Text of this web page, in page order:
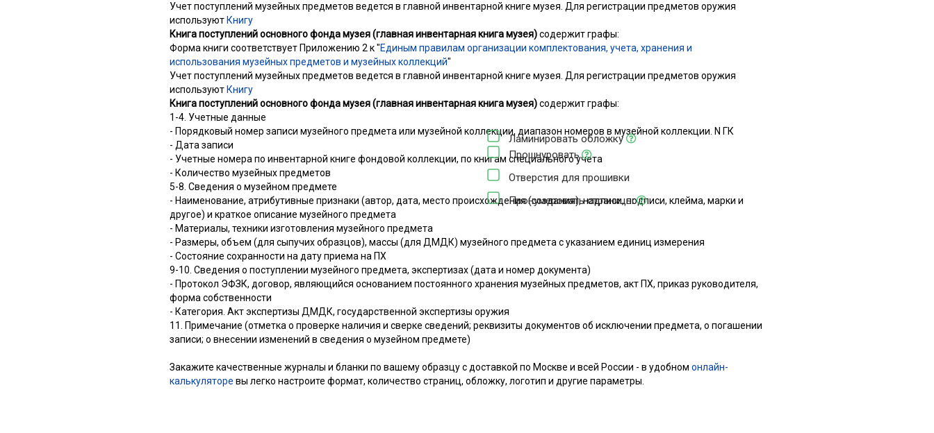
Ламинировать обложку
Прошнуровать
Отверстия для прошивки
Пронумеровать страницы
Все настройки
Учет поступлений музейных предметов ведется в главной инвентарной книге музея. Для регистрации предметов оружия
используют Книгу
Книга поступлений основного фонда музея (главная инвентарная книга музея)содержит графы:
Форма книги соответствует Приложению 2 к "Единым правилам организации комплектования, учета, хранения и
использования музейных предметов и музейных коллекций"
Учет поступлений музейных предметов ведется в главной инвентарной книге музея. Для регистрации предметов оружия
используют Книгу
Книга поступлений основного фонда музея (главная инвентарная книга музея)содержит графы:
1-4. Учетные данные
- Порядковый номер записи музейного предмета или музейной коллекции, диапазон номеров в музейной коллекции. N ГК
- Дата записи
- Учетные номера по инвентарной книге фондовой коллекции, по книгам специального учета
- Количество музейных предметов
5-8. Сведения о музейном предмете
- Наименование, атрибутивные признаки (автор, дата, место происхождения (создания), надписи, подписи, клейма, марки и
другое) и краткое описание музейного предмета
- Материалы, техники изготовления музейного предмета
- Размеры, объем (для сыпучих образцов), массы (для ДМДК) музейного предмета с указанием единиц измерения
- Состояние сохранности на дату приема на ПХ
9-10. Сведения о поступлении музейного предмета, экспертизах (дата и номер документа)
- Протокол ЭФЗК, договор, являющийся основанием постоянного хранения музейных предметов, акт ПХ, приказ руководителя,
форма собственности
- Категория. Акт экспертизы ДМДК, государственной экспертизы оружия
11. Примечание (отметка о проверке наличия и сверке сведений; реквизиты документов об исключении предмета, о погашении
записи; о внесении изменений в сведения о музейном предмете)
Закажите качественные журналы и бланки по вашему образцу с доставкой по Москве и всей России - в удобном онлайн-
калькуляторе вы легко настроите формат, количество страниц, обложку, логотип и другие параметры.